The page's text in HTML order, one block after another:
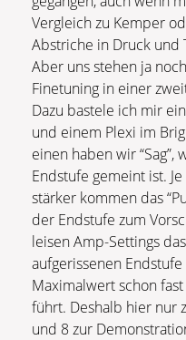
Vergleich zu Kemper
Abstriche in Druck und
Aber uns stehen ja
Finetuning in einer
Dazu bastele ich mir
und einem Plexi im
einen haben wir “Sag”,
Endstufe gemeint ist.
stärker kommen das
der Endstufe zum
leisen Amp-Settings
aufgerissenen
Maximalwert schon
führt. Deshalb hier nur
und 8 zur